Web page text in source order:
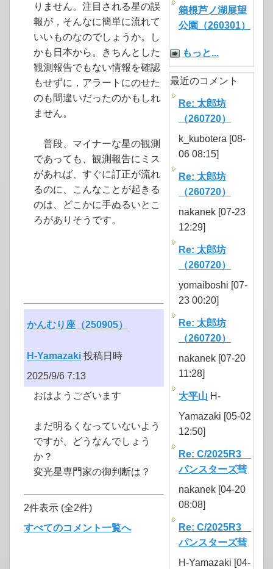
りません。注目される星の誤
報が，そんなに簡単に流れて
いいものなのでしょうか。し
かも日本から。きちんとした
観測報告でもない情報を確認
もせずに，アラートにのせた
のも間違いだったのかもしれ
ません。
普段、マイナーな星の観測
であっても、観測報告にミス
があれば、すぐに訂正が流れ
るのに、こんなことが起きる
のは、どこかに手ぬるいとこ
ろがありそうです。
かんむり座（250905）
H-Yamazaki 投稿日時
2025/9/6 7:13
おはようございます
まだ明るくなっていないよう
ですが、どうなんでしょう
か？
変光星専門家の御判断は？
2件表示 (全2件)
すべてのコメント一覧へ
箱根芦ノ湖展望
公園（260301）
もっと...
最近のコメント
Re: 太郎坊
（260720）
k_kubotera [08-
06 08:15]
Re: 太郎坊
（260720）
nakanek [07-23
12:29]
Re: 太郎坊
（260720）
yomaiboshi [07-
23 00:20]
Re: 太郎坊
（260720）
nakanek [07-20
11:28]
大平山 H-
Yamazaki [05-02
12:50]
Re: C/2025R3
パンスターズ彗
nakanek [04-20
08:08]
Re: C/2025R3
パンスターズ彗
H-Yamazaki [04-